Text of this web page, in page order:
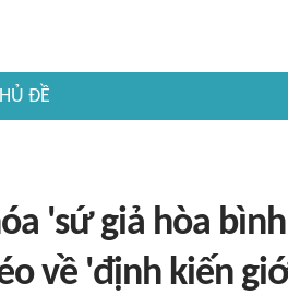
ĐỀ
'sứ giả hòa
về 'định kiến